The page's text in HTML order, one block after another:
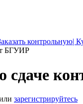
контрольную|
БГУИР
сдаче
зарегистрируйтесь